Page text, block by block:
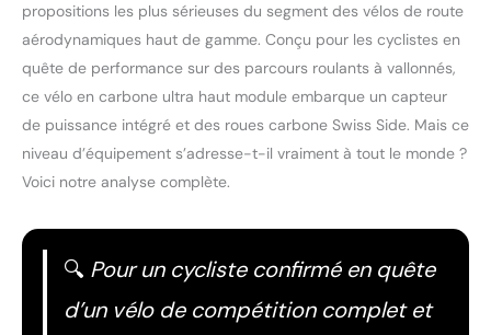
propositions les plus sérieuses du segment des vélos de route
aérodynamiques haut de gamme. Conçu pour les cyclistes en
quête de performance sur des parcours roulants à vallonnés,
ce vélo en carbone ultra haut module embarque un capteur
de puissance intégré et des roues carbone Swiss Side. Mais ce
niveau d’équipement s’adresse-t-il vraiment à tout le monde ?
Voici notre analyse complète.
🔍 Pour un cycliste confirmé en quête
d’un vélo de compétition complet et